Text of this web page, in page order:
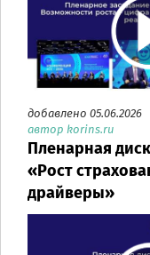
добавлено 05.06.2026
автор korins.ru
Пленарная
«Рост
драйверы»